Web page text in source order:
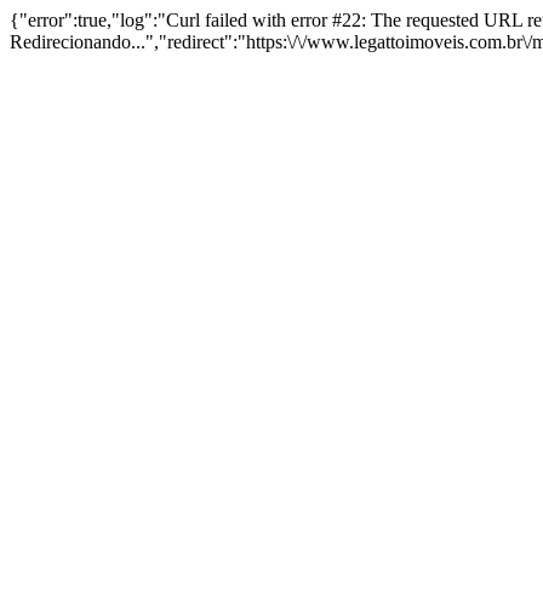
{"error":true,"log":"Curl failed with error #22: The requested URL
Redirecionando...","redirect":"https:\/\/www.legattoimoveis.com.br\/